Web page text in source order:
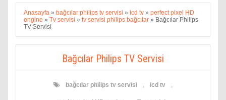
Anasayfa » bağcılar philips tv servisi » lcd tv » perfect pixel HD
engine » Tv servisi » tv servisi philips bağcılar » Bağcılar Philips
TV Servisi
Bağcılar Philips TV Servisi
bağcılar philips tv servisi lcd tv